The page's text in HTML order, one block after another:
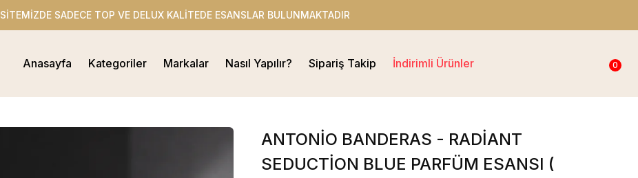
SİTEMİZDE SADECE TOP VE DELUX KALİTEDE ESANSLAR BULUNMAKTADIR
Anasayfa Kategoriler Markalar Nasıl Yapılır? Sipariş Takip İndirimli Ürünler 0
ANTONİO BANDERAS - RADİANT
SEDUCTİON BLUE PARFÜM ESANSI (